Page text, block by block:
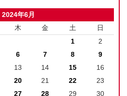
2024年6月
木 金 土 日
1
2
6 7 8
9
13 14 15
16
20 21 22
23
27 28 29 30